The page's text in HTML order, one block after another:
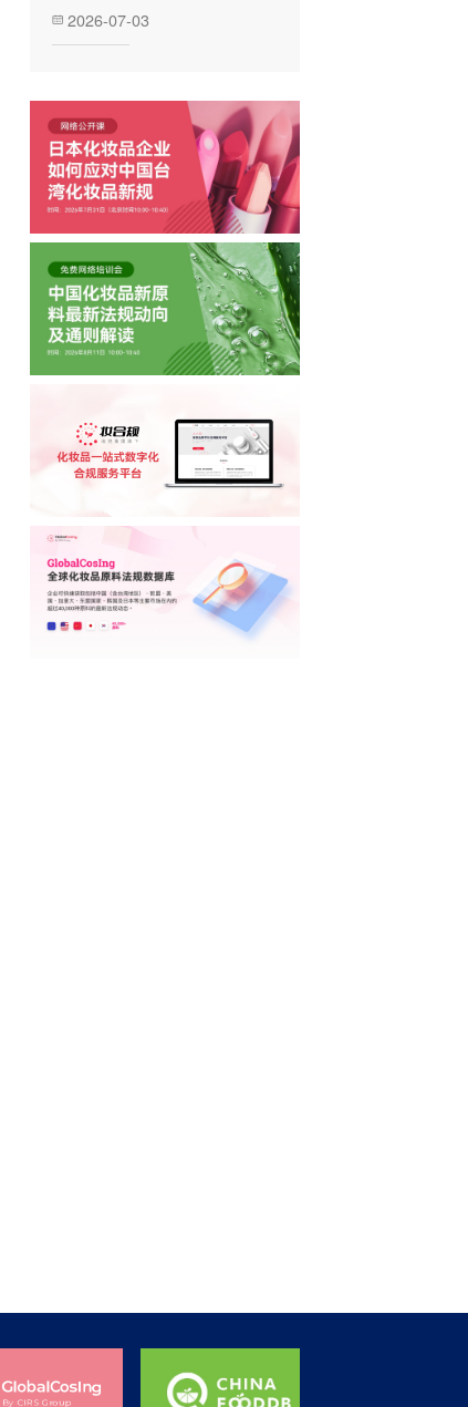
2026-07-03